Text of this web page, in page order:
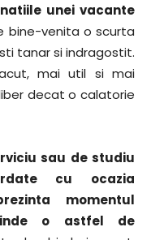
unei vacante
bine-venita o scurta
tanar si indragostit.
mai util si mai
decat o calatorie
sau de studiu
cu ocazia
momentul
o astfel de